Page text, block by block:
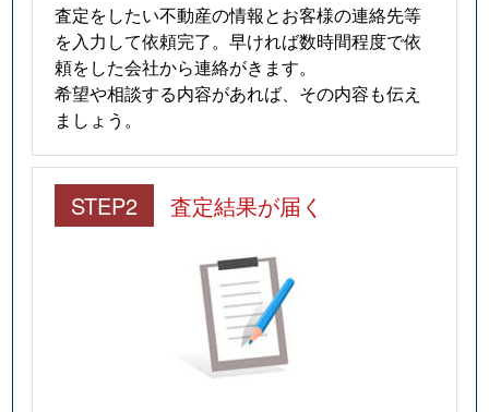
査定をしたい不動産の情報とお客様の連絡先等
を入力して依頼完了。早ければ数時間程度で依
頼をした会社から連絡がきます。
希望や相談する内容があれば、その内容も伝え
ましょう。
STEP2 査定結果が届く